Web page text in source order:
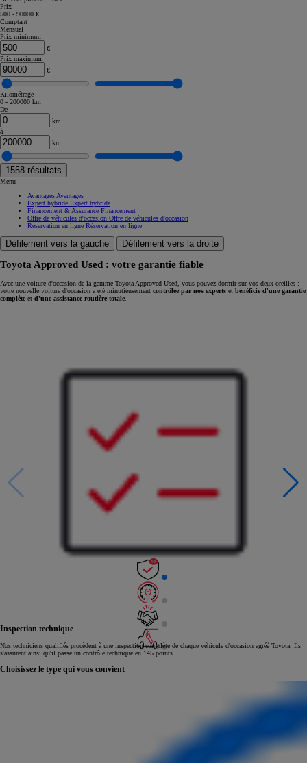
Prix
500 - 90000 €
Comptant
Mensuel
Prix minimum
€
Prix maximum
€
Kilométrage
0 - 200000 km
De
km
à
km
1558 résultats
Menu
Avantages Avantages
Expert hybride Expert hybride
Financement & Assurance Financement
Offre de véhicules d'occasion Offre de véhicules d'occasion
Réservation en ligne Réservation en ligne
Défilement vers la gauche Défilement vers la droite
Toyota Approved Used : votre garantie fiable
Avec une voiture d'occasion de la gamme Toyota Approved Used, vous pouvez dormir sur vos deux oreilles :
votre nouvelle voiture d'occasion a été minutieusement contrôlée par nos experts et bénéficie d'une garantie
complète et d'une assistance routière totale
Inspection technique
Nos techniciens qualifiés procèdent à une inspection complète de chaque véhicule d'occasion agréé Toyota. Ils
s'assurent ainsi qu'il passe un contrôle technique en 145 points.
Choisissez le type qui vous convient